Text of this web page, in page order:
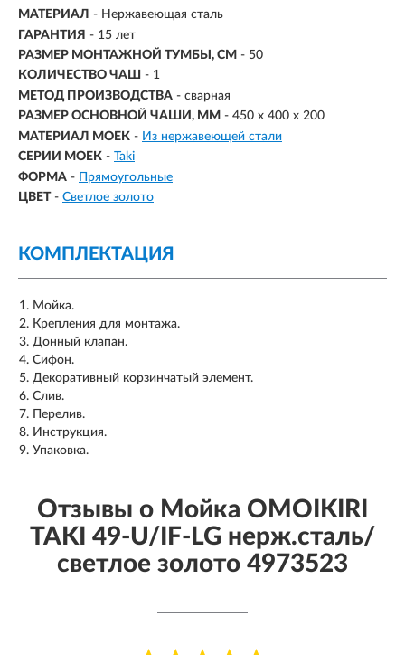
МАТЕРИАЛ - Нержавеющая сталь
ГАРАНТИЯ - 15 лет
РАЗМЕР МОНТАЖНОЙ ТУМБЫ, СМ - 50
КОЛИЧЕСТВО ЧАШ - 1
МЕТОД ПРОИЗВОДСТВА - сварная
РАЗМЕР ОСНОВНОЙ ЧАШИ, ММ - 450 х 400 х 200
МАТЕРИАЛ МОЕК - Из нержавеющей стали
СЕРИИ МОЕК - Taki
ФОРМА - Прямоугольные
ЦВЕТ - Светлое золото
КОМПЛЕКТАЦИЯ
Мойка.
Крепления для монтажа.
Донный клапан.
Сифон.
Декоративный корзинчатый элемент.
Слив.
Перелив.
Инструкция.
Упаковка.
Отзывы о Мойка OMOIKIRI
TAKI 49-U/IF-LG нерж.сталь/
светлое золото 4973523